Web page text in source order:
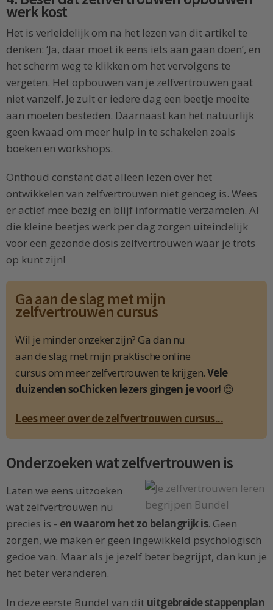
werk kost
Het is verleidelijk om na het lezen van dit artikel te
denken: ‘Ja, daar moet ik eens iets aan gaan doen’, en
het scherm weg te klikken om het vervolgens te
vergeten. Het opbouwen van je zelfvertrouwen gaat
niet vanzelf. Je zult er iedere dag een beetje moeite
aan moeten besteden. Daarnaast kan het natuurlijk
geen kwaad om meer hulp in te schakelen zoals
boeken en workshops.
Onthoud constant dat alleen lezen over het
ontwikkelen van zelfvertrouwen niet genoeg is. Wees
er actief mee bezig en blijf informatie verzamelen. Al
die kleine beetjes werk per dag zorgen uiteindelijk
voor een gezonde dosis zelfvertrouwen waar je trots
op kunt zijn!
Ga aan de slag met mijn
zelfvertrouwen cursus
Wil je minder onzeker zijn? Ga dan nu
aan de slag met mijn praktische online
cursus om meer zelfvertrouwen te krijgen.Vele
duizenden soChicken lezers gingen je voor! 😊
Lees meer over de zelfvertrouwen cursus...
Onderzoeken wat zelfvertrouwen is
Laten we eens uitzoeken
wat zelfvertrouwen nu
precies is - en waarom het zo belangrijk is. Geen
zorgen, we maken er geen ingewikkeld psychologisch
gedoe van. Maar als je jezelf beter begrijpt, dan kun je
het beter veranderen.
In deze eerste Bundel van dit uitgebreide stappenplan